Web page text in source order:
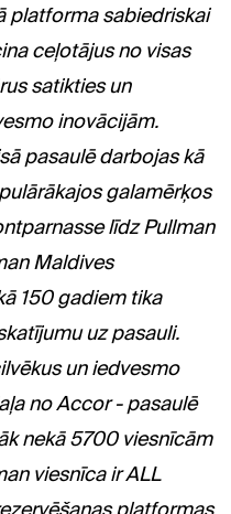
platforma sabiedriskai
ceļotājus no visas
satikties un
inovācijām.
pasaulē darbojas kā
galamērķos
līdz Pullman
Maldives
150 gadiem tika
uz pasauli.
un iedvesmo
no Accor - pasaulē
nekā 5700 viesnīcām
viesnīca ir ALL